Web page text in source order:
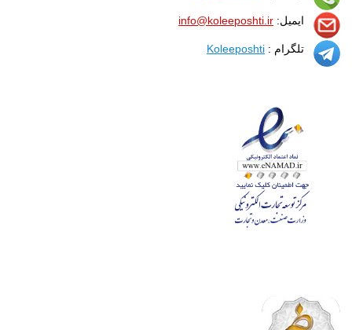
ایمیل: info@koleeposhti.ir
تلگرام : Koleeposhti